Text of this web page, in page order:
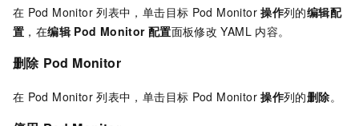
在 Pod Monitor 列表中，单击目标 Pod Monitor 操作列的编辑配
置 ，在编辑 Pod Monitor 配置面板修改 YAML 内容。
删除 Pod Monitor
在 Pod Monitor 列表中，单击目标 Pod Monitor 操作列的删除。